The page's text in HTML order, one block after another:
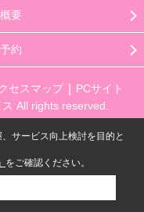
要
約
セスマップ
PCサイト
All rights reserved.
サービス向上検討を目的と
をご確認ください。